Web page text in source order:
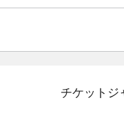
チケットジ